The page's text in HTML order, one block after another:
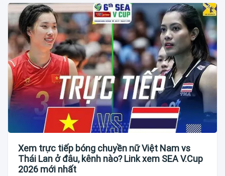
Xem trực tiếp bóng chuyền nữ Việt Nam vs
Thái Lan ở đâu, kênh nào? Link xem SEA V.Cup
2026 mới nhất